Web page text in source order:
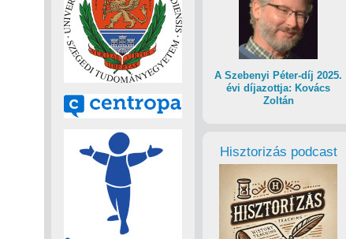
A Szebenyi Péter-díj 2025.
évi díjazottja: Kovács
Zoltán
Hisztorizás podcast